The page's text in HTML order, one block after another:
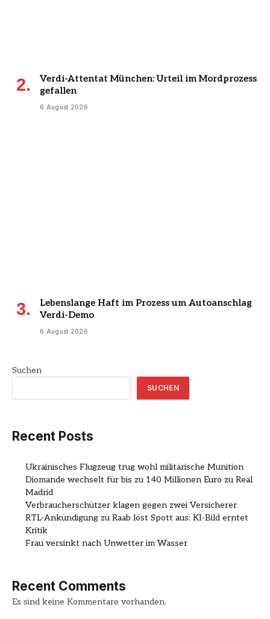
Verdi-Attentat München: Urteil im Mordprozess
gefallen
6 August 2026
Lebenslange Haft im Prozess um Autoanschlag
Verdi-Demo
6 August 2026
Suchen
SUCHEN
Recent Posts
Ukrainisches Flugzeug trug wohl militärische Munition
Diomande wechselt für bis zu 140 Millionen Euro zu Real
Madrid
Verbraucherschützer klagen gegen zwei Versicherer
RTL-Ankündigung zu Raab löst Spott aus: KI-Bild erntet
Kritik
Frau versinkt nach Unwetter im Wasser
Recent Comments
Es sind keine Kommentare vorhanden.